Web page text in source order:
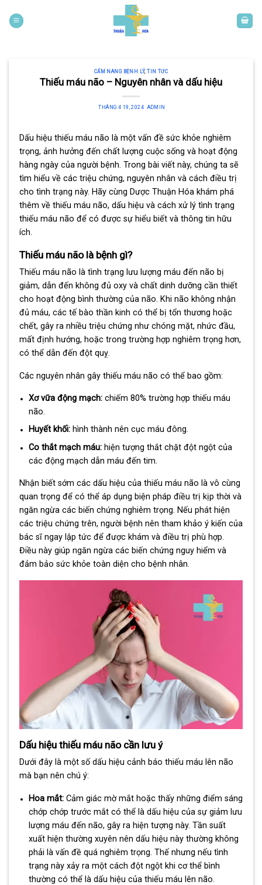
content
CẨM NANG BỆNH LÝ,TIN TỨC
Thiếu máu não – Nguyên nhân và dấu hiệu
THÁNG 4 19, 2024 ADMIN
Dấu hiệu thiếu máu não là một vấn đề sức khỏe nghiêm
trọng, ảnh hưởng đến chất lượng cuộc sống và hoạt động
hàng ngày của người bệnh. Trong bài viết này, chúng ta sẽ
tìm hiểu về các triệu chứng, nguyên nhân và cách điều trị
cho tình trạng này. Hãy cùng Dược Thuận Hóa khám phá
thêm về thiếu máu não, dấu hiệu và cách xử lý tình trạng
thiếu máu não để có được sự hiểu biết và thông tin hữu
ích.
Thiếu máu não là bệnh gì?
Thiếu máu não là tình trạng lưu lượng máu đến não bị
giảm, dẫn đến không đủ oxy và chất dinh dưỡng cần thiết
cho hoạt động bình thường của não. Khi não không nhận
đủ máu, các tế bào thần kinh có thể bị tổn thương hoặc
chết, gây ra nhiều triệu chứng như chóng mặt, nhức đầu,
mất định hướng, hoặc trong trường hợp nghiêm trọng hơn,
có thể dẫn đến đột quỵ.
Các nguyên nhân gây thiếu máu não có thể bao gồm:
Xơ vữa động mạch:chiếm 80% trường hợp thiếu máu
não.
Huyết khối:hình thành nên cục máu đông.
Co thắt mạch máu:hiện tượng thắt chặt đột ngột của
các động mạch dẫn máu đến tim.
Nhận biết sớm các dấu hiệu của thiếu máu não là vô cùng
quan trọng để có thể áp dụng biện pháp điều trị kịp thời và
ngăn ngừa các biến chứng nghiêm trọng. Nếu phát hiện
các triệu chứng trên, người bệnh nên tham khảo ý kiến của
bác sĩ ngay lập tức để được khám và điều trị phù hợp.
Điều này giúp ngăn ngừa các biến chứng nguy hiểm và
đảm bảo sức khỏe toàn diện cho bệnh nhân.
Dấu hiệu thiếu máu não cần lưu ý
Dưới đây là một số dấu hiệu cảnh báo thiếu máu lên não
mà bạn nên chú ý:
Hoa mắt:Cảm giác mờ mắt hoặc thấy những điểm sáng
chớp chớp trước mắt có thể là dấu hiệu của sự giảm lưu
lượng máu đến não, gây ra hiện tượng này. Tần suất
xuất hiện thường xuyên nên dấu hiệu này thường không
phải là vấn đề quá nghiêm trọng. Thế nhưng nếu tình
trạng này xảy ra một cách đột ngột khi cơ thể bình
thường có thể là dấu hiệu của thiếu máu lên não.